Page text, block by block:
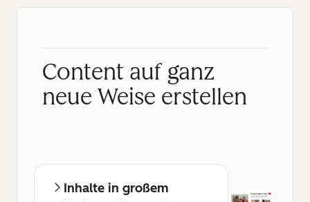
Content auf ganz
neue Weise erstellen
Inhalte in großem